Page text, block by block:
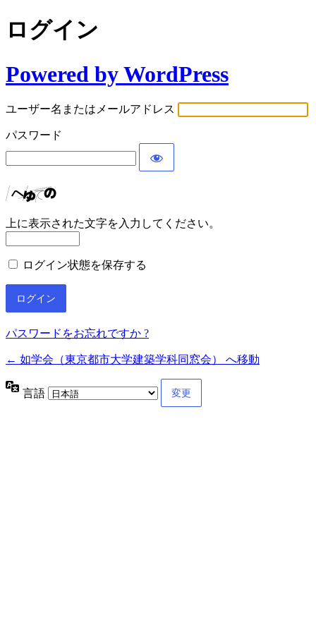
ログイン
Powered by WordPress
ユーザー名またはメールアドレス
パスワード
上に表示された文字を入力してください。
ログイン状態を保存する
パスワードをお忘れですか ?
← 如学会（東京都市大学建築学科同窓会） へ移動
言語